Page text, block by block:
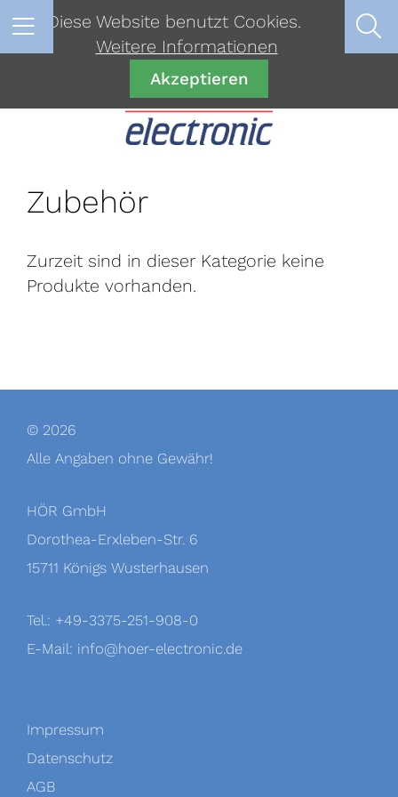
Zubehör
Zurzeit sind in dieser Kategorie keine
Produkte vorhanden.
© 2026
Alle Angaben ohne Gewähr!
HÖR GmbH
Dorothea-Erxleben-Str. 6
15711 Königs Wusterhausen
Tel.: +49-3375-251-908-0
E-Mail: info@hoer-electronic.de
Impressum
Datenschutz
AGB
Diese Website benutzt Cookies.
Weitere Informationen
Akzeptieren